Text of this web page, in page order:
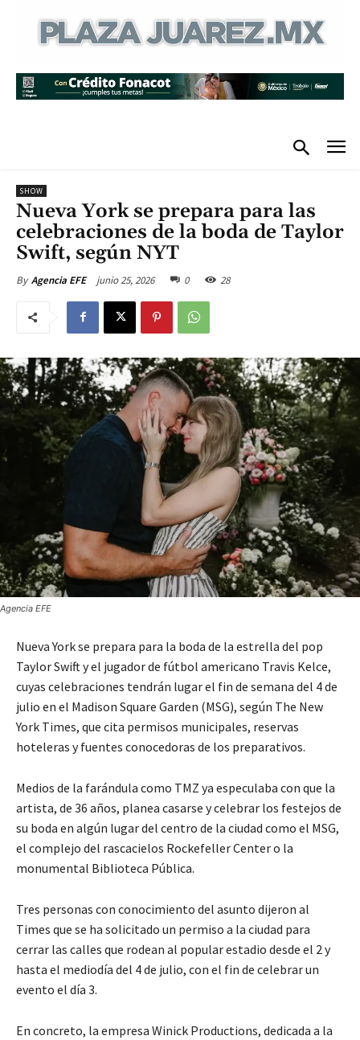
SHOW
Nueva York se prepara para las
celebraciones de la boda de Taylor
Swift, según NYT
By Agencia EFE junio 25, 2026 0 28
Agencia EFE
Nueva York se prepara para la boda de la estrella del pop
Taylor Swift y el jugador de fútbol americano Travis Kelce,
cuyas celebraciones tendrán lugar el fin de semana del 4 de
julio en el Madison Square Garden (MSG), según The New
York Times, que cita permisos municipales, reservas
hoteleras y fuentes conocedoras de los preparativos.
Medios de la farándula como TMZ ya especulaba con que la
artista, de 36 años, planea casarse y celebrar los festejos de
su boda en algún lugar del centro de la ciudad como el MSG,
el complejo del rascacielos Rockefeller Center o la
monumental Biblioteca Pública.
Tres personas con conocimiento del asunto dijeron al
Times que se ha solicitado un permiso a la ciudad para
cerrar las calles que rodean al popular estadio desde el 2 y
hasta el mediodía del 4 de julio, con el fin de celebrar un
evento el día 3.
En concreto, la empresa Winick Productions, dedicada a la